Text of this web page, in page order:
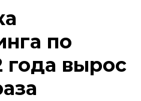
по
года вырос